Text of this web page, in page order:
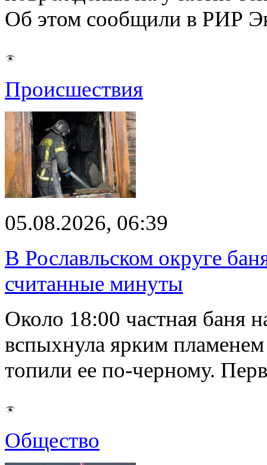
Об этом сообщили в РИР
Происшествия
05.08.2026, 06:39
В Рославльском округе
считанные минуты
Около 18:00 частная баня
вспыхнула ярким
топили ее по-черному.
Общество